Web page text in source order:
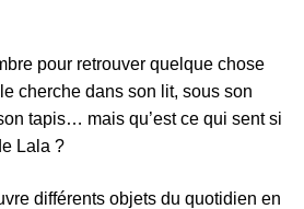
pour retrouver quelque chose
cherche dans son lit, sous son
tapis… mais qu’est ce qui sent si
Lala ?
différents objets du quotidien en